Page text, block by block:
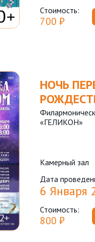
Стоимость:
700 ₽
НОЧЬ
«ГЕЛИКОН»
Камерный зал
Дата
6 Января
Стоимость:
800 ₽